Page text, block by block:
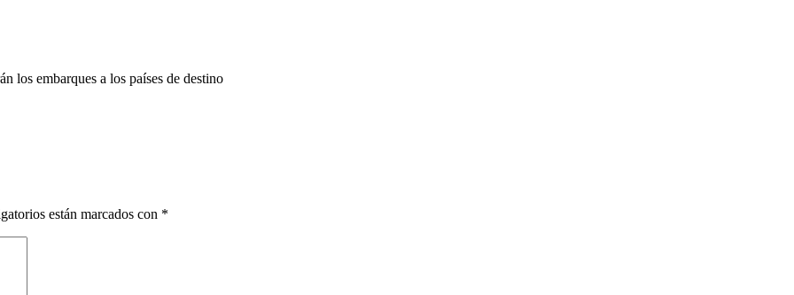
los embarques a los países de destino
están marcados con *